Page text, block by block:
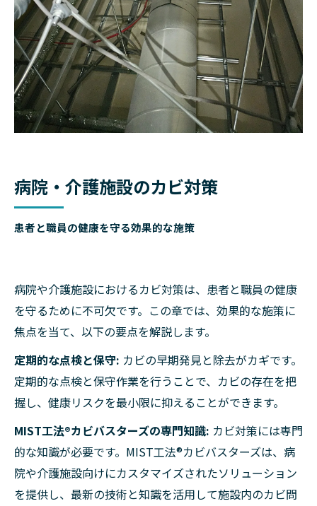
病院・介護施設のカビ対策
患者と職員の健康を守る効果的な施策
病院や介護施設におけるカビ対策は、患者と職員の健康
を守るために不可欠です。この章では、効果的な施策に
焦点を当て、以下の要点を解説します。
定期的な点検と保守: カビの早期発見と除去がカギです。
定期的な点検と保守作業を行うことで、カビの存在を把
握し、健康リスクを最小限に抑えることができます。
MIST工法®カビバスターズの専門知識: カビ対策には専門
的な知識が必要です。MIST工法®カビバスターズは、病
院や介護施設向けにカスタマイズされたソリューション
を提供し、最新の技術と知識を活用して施設内のカビ問